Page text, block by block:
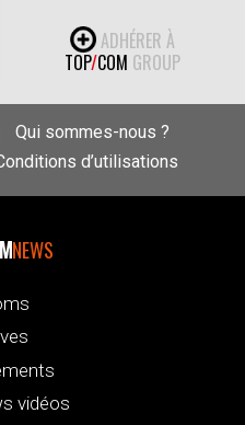
ADHÉRER À
TOP/COM GROUP
Qui sommes-nous ?
d’utilisations
NEWS
vidéos